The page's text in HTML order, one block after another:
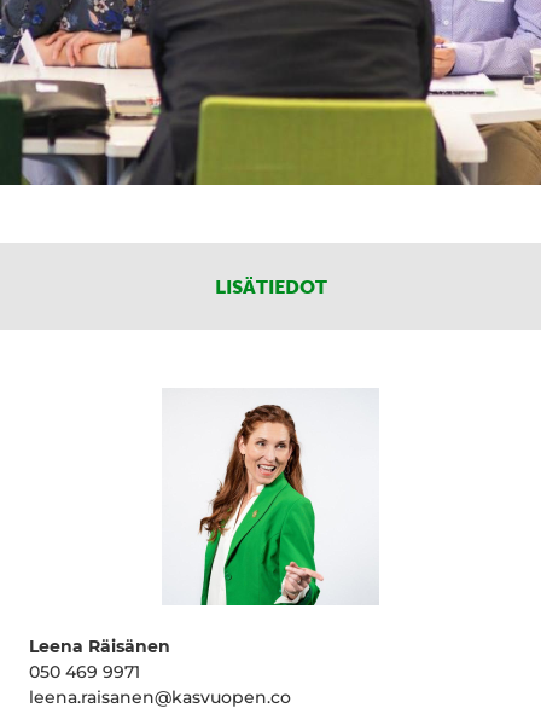
LISÄTIEDOT
Leena Räisänen
050 469 9971
leena.raisanen@kasvuopen.co